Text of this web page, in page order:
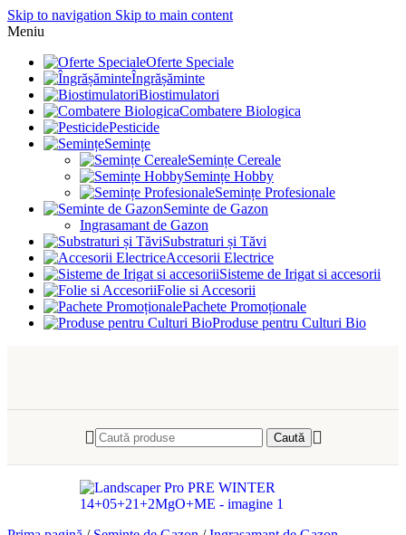
Skip to navigation Skip to main content
Meniu
Oferte Speciale
Îngrășăminte
Biostimulatori
Combatere Biologica
Pesticide
Semințe
Semințe Cereale
Semințe Hobby
Semințe Profesionale
Seminte de Gazon
Ingrasamant de Gazon
Substraturi și Tăvi
Accesorii Electrice
Sisteme de Irigat si accesorii
Folie si Accesorii
Pachete Promoționale
Produse pentru Culturi Bio
Caută